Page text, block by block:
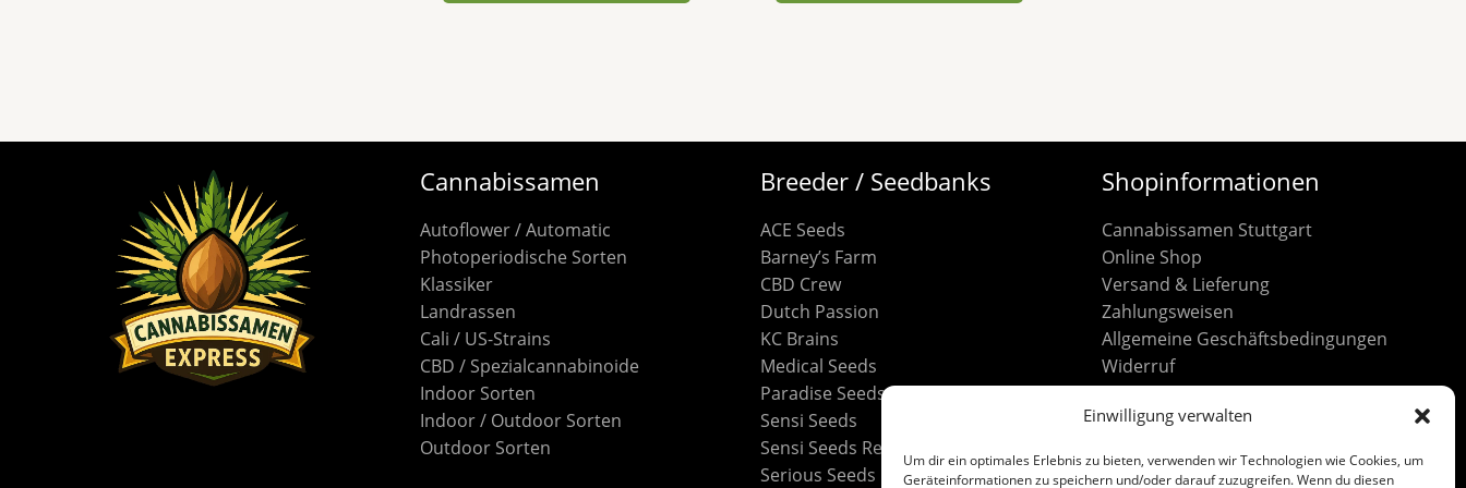
Einwilligung verwalten
Um dir ein optimales Erlebnis zu bieten, verwenden wir Technologien wie Cookies, um
Geräteinformationen zu speichern und/oder darauf zuzugreifen. Wenn du diesen
Cannabissamen
Autoflower / Automatic
Photoperiodische Sorten
Klassiker
Landrassen
Cali / US-Strains
CBD / Spezialcannabinoide
Indoor Sorten
Indoor / Outdoor Sorten
Outdoor Sorten
Breeder / Seedbanks
ACE Seeds
Barney’s Farm
CBD Crew
Dutch Passion
KC Brains
Medical Seeds
Paradise Seeds
Sensi Seeds
Sensi Seeds Research
Serious Seeds
Shopinformationen
Cannabissamen Stuttgart
Online Shop
Versand & Lieferung
Zahlungsweisen
Allgemeine Geschäftsbedingungen
Widerruf
Datenschutz
Cookie-Richtlinie (EU)